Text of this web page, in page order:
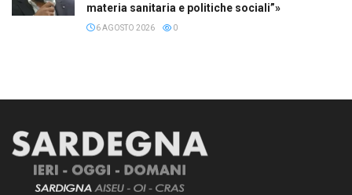
materia sanitaria e politiche sociali”»
6 AGOSTO 2026 0